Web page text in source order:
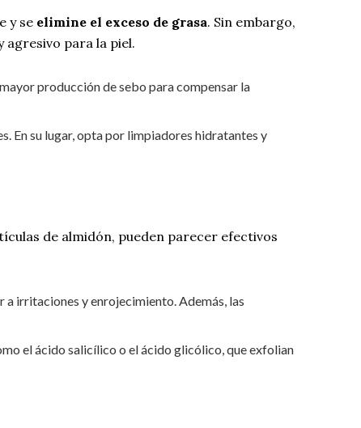
y se elimine el exceso de grasa. Sin embargo,
para la piel.
producción de sebo para compensar la
En su lugar, opta por limpiadores hidratantes y
de almidón, pueden parecer efectivos
a irritaciones y enrojecimiento. Además, las
el ácido salicílico o el ácido glicólico, que exfolian